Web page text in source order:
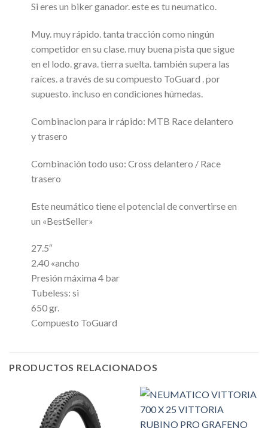
Si eres un biker ganador. este es tu neumatico.
Muy. muy rápido. tanta tracción como ningún
competidor en su clase. muy buena pista que sigue
en el lodo. grava. tierra suelta. también supera las
raíces. a través de su compuesto ToGuard . por
supuesto. incluso en condiciones húmedas.
Combinacion para ir rápido: MTB Race delantero
y trasero
Combinación todo uso: Cross delantero / Race
trasero
Este neumático tiene el potencial de convertirse en
un «BestSeller»
27.5″
2.40 «ancho
Presión máxima 4 bar
Tubeless: si
650 gr.
Compuesto ToGuard
PRODUCTOS RELACIONADOS